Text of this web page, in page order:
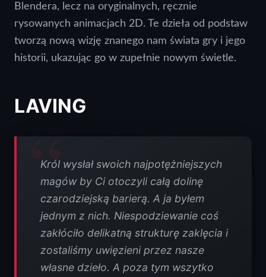
Blendera, lecz na oryginalnych, ręcznie
rysowanych animacjach 2D. Te dzieła od podstaw
tworzą nową wizję znanego nam świata gry i jego
historii, ukazując go w zupełnie nowym świetle.
LAVING
Król wysłał swoich najpotężniejszych
magów by Ci otoczyli całą dolinę
czarodziejską barierą. A ja byłem
jednym z nich. Niespodziewanie coś
zakłóciło delikatną strukturę zaklęcia i
zostaliśmy uwięzieni przez nasze
własne dzieło. A poza tym wszytko